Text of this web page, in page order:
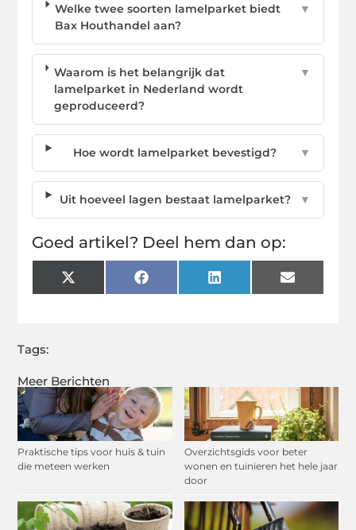
Meer Berichten
Praktische tips voor huis & tuin
die meteen werken
Overzichtsgids voor beter
wonen en tuinieren het hele jaar
door
Welke twee soorten lamelparket biedt
Bax Houthandel aan?
▼
Waarom is het belangrijk dat
lamelparket in Nederland wordt
geproduceerd?
▼
Hoe wordt lamelparket bevestigd? ▼
Uit hoeveel lagen bestaat lamelparket? ▼
Goed artikel? Deel hem dan op:
X
(Twitter)
Facebook LinkedIn Email
Tags: